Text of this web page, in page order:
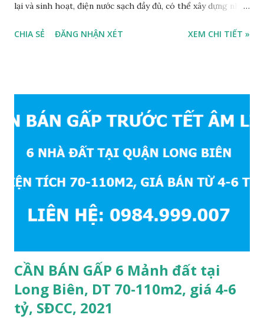
lại và sinh hoạt, điện nước sạch đầy đủ, có thể xây dựng nhà
đi lại và sinh hoạt, đất thổ cư, hướng Đông Nam, diện tích
CHIA SẺ ĐĂNG NHẬN XÉT XEM CHI TIẾT »
CẦN BÁN GẤP 6 Mảnh đất tại
Long Biên, DT 70-110m2, giá 4-6
tỷ, SĐCC, 2021